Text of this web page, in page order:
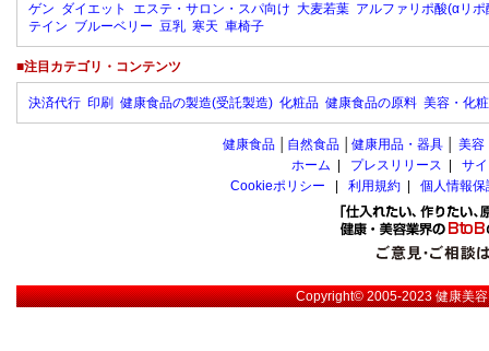
ゲン ダイエット エステ・サロン・スパ向け 大麦若葉 アルファリポ酸(αリポ
テイン ブルーベリー 豆乳 寒天 車椅子
■注目カテゴリ・コンテンツ
決済代行 印刷 健康食品の製造(受託製造) 化粧品 健康食品の原料 美容・化
健康食品 自然食品 健康用品・器具 美容
ホーム
プレスリリース
サ
Cookieポリシー
利用規約 個人情報
Copyright© 2005-2023健康美